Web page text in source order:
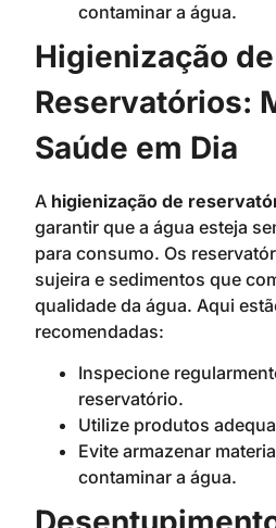
contaminar a água.
Higienização de
Reservatórios:
Saúde em Dia
A higienização de
garantir que a água esteja
para consumo. Os
sujeira e sedimentos que
qualidade da água. Aqui
recomendadas:
Inspecione
reservatório.
Utilize produtos
Evite armazenar
contaminar a água.